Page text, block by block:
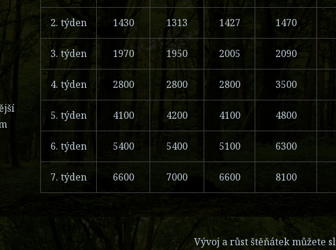
2. týden 1430 1313 1427 1470
3. týden 1970 1950 2005 2090
4. týden 2800 2800 2800 3500
5. týden 4100 4200 4100 4800
6. týden 5400 5400 5100 6300
7. týden 6600 7000 6600 8100
Vývoj a růst štěňátek můžete